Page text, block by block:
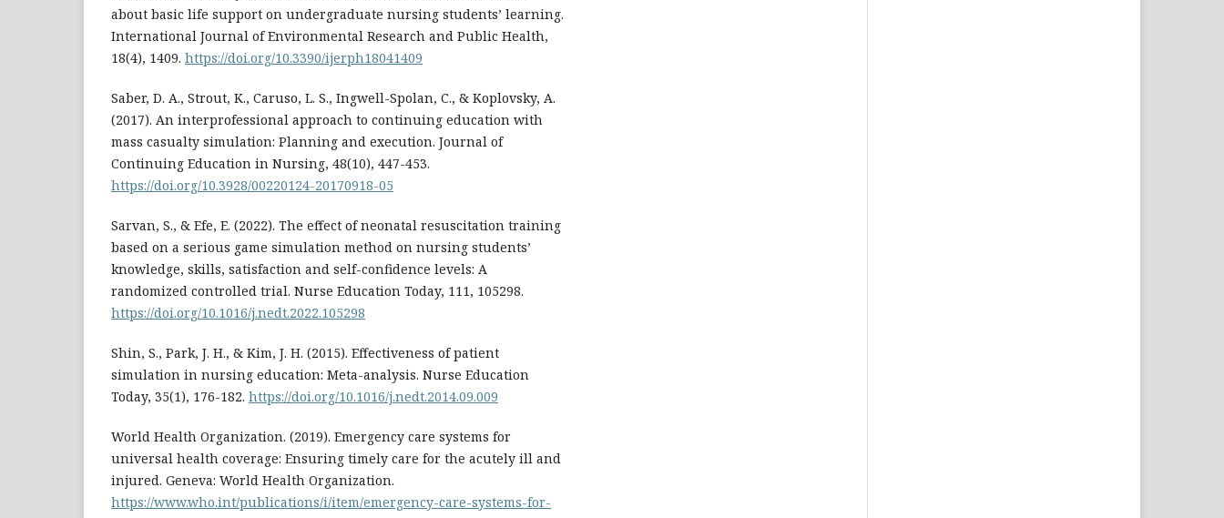
about basic life support on undergraduate nursing students’ learning.
International Journal of Environmental Research and Public Health,
18(4), 1409. https://doi.org/10.3390/ijerph18041409
Saber, D. A., Strout, K., Caruso, L. S., Ingwell-Spolan, C., & Koplovsky, A.
(2017). An interprofessional approach to continuing education with
mass casualty simulation: Planning and execution. Journal of
Continuing Education in Nursing, 48(10), 447-453.
https://doi.org/10.3928/00220124-20170918-05
Sarvan, S., & Efe, E. (2022). The effect of neonatal resuscitation training
based on a serious game simulation method on nursing students’
knowledge, skills, satisfaction and self-confidence levels: A
randomized controlled trial. Nurse Education Today, 111, 105298.
https://doi.org/10.1016/j.nedt.2022.105298
Shin, S., Park, J. H., & Kim, J. H. (2015). Effectiveness of patient
simulation in nursing education: Meta-analysis. Nurse Education
Today, 35(1), 176-182. https://doi.org/10.1016/j.nedt.2014.09.009
World Health Organization. (2019). Emergency care systems for
universal health coverage: Ensuring timely care for the acutely ill and
injured. Geneva: World Health Organization.
https://www.who.int/publications/i/item/emergency-care-systems-for-